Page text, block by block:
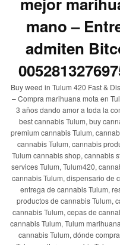
mano –
admiten
Buy weed in Tulum 420 Fast &
– Compra marihuana mota en
3 años dando amor a toda la
best cannabis Tulum, buy
premium cannabis Tulum,
cannabis Tulum, cannabis
Tulum cannabis shop, cannabis
services Tulum, Tulum420,
cannabis Tulum, dispensario de
entrega de cannabis Tulum,
productos de cannabis Tulum,
cannabis Tulum, cepas de
cannabis Tulum, Tulum
cannabis Tulum, dónde